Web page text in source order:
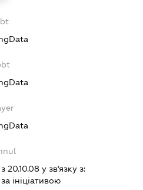
20.10.08 у зв'язку з:
iнiцiативою